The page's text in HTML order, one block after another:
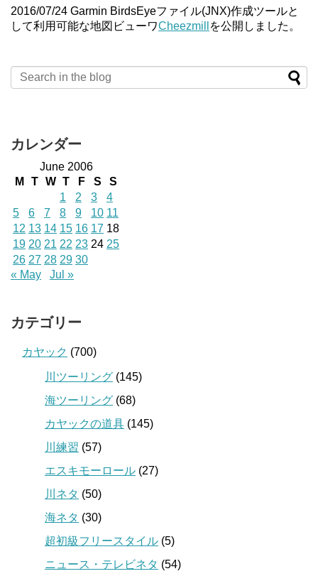
2016/07/24 Garmin BirdsEyeファイル(JNX)作成ツールと
して利用可能な地図ビューワCheezmill を公開しました。
カレンダー
June 2006
M
T W T F S
S
1
2 3
4
5
6 7 8 9 10 11
12 13 14 15 16 17 18
19 20 21 22 23 24 25
26 27 28 29 30
« May
Jul »
カテゴリー
カヤック (700)
川ツーリング (145)
海ツーリング (68)
カヤックの道具 (145)
川練習 (57)
エスキモーロール (27)
川ネタ (50)
海ネタ (30)
超初級フリースタイル (5)
ニュース・テレビネタ (54)